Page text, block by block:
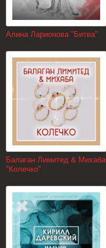
Алина Ларионова "Битва"
Балаган Лимитед & Михаба
"Колечко"